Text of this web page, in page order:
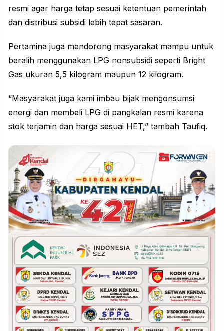
resmi agar harga tetap sesuai ketentuan pemerintah
dan distribusi subsidi lebih tepat sasaran.
Pertamina juga mendorong masyarakat mampu untuk
beralih menggunakan LPG nonsubsidi seperti Bright
Gas ukuran 5,5 kilogram maupun 12 kilogram.
“Masyarakat juga kami imbau bijak mengonsumsi
energi dan membeli LPG di pangkalan resmi karena
stok terjamin dan harga sesuai HET,” tambah Taufiq.